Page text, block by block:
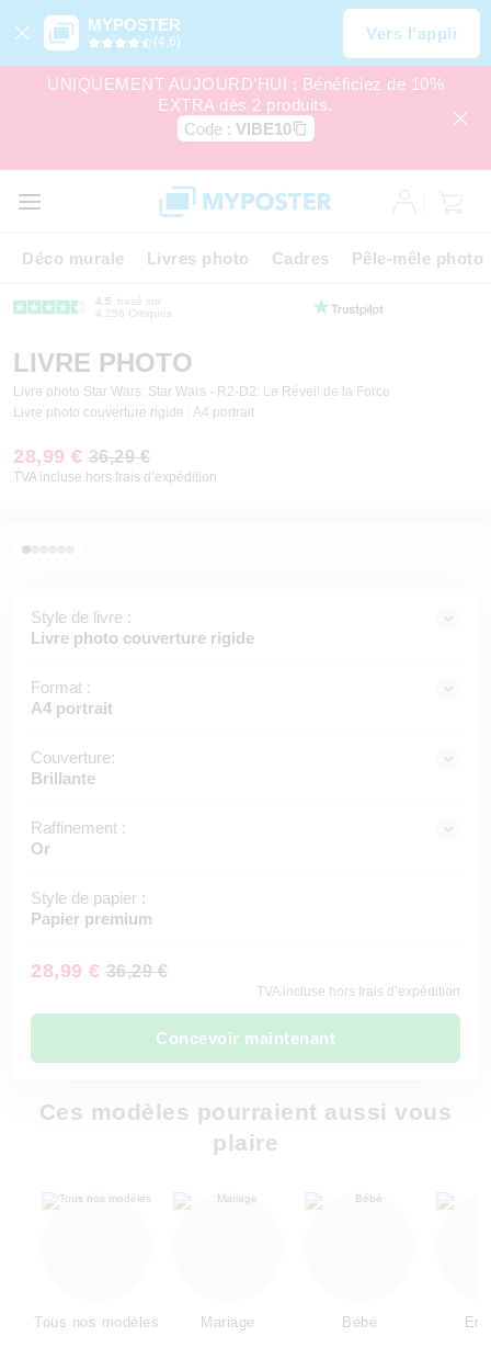
MYPOSTER
(4,6) Vers l’appli
UNIQUEMENT AUJOURD’HUI : Bénéficiez de 10%
EXTRA dès 2 produits.
Code : VIBE10
Déco murale Livres photo Cadres Pêle-mêle photo
4.5
basé sur
4.256 Critiques
LIVRE PHOTO
Livre photo Star Wars: Star Wars - R2-D2: Le Réveil de la Force
Livre photo couverture rigide : A4 portrait
28,99 € 36,29 €
TVA incluse hors frais d’expédition
Style de livre :
Livre photo couverture rigide
Format :
A4 portrait
Couverture:
Brillante
Raffinement :
Or
Style de papier :
Papier premium
28,99 € 36,29 €
TVA incluse hors frais d’expédition
Concevoir maintenant
Ces modèles pourraient aussi vous
plaire
Tous nos modèles Mariage Bébé